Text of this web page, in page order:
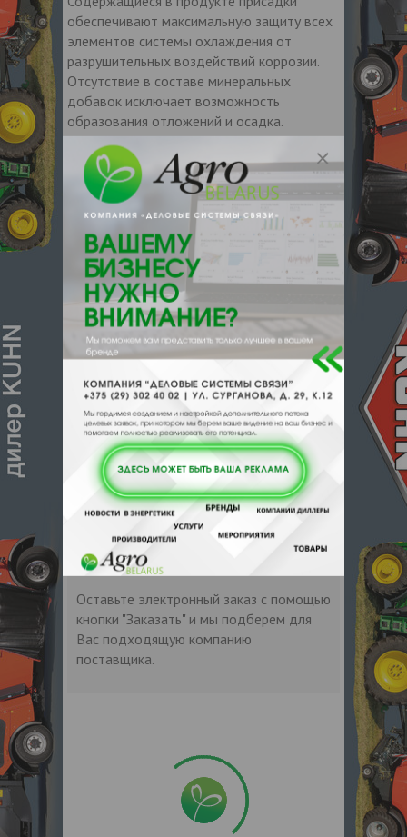
обеспечивают максимальную защиту всех
элементов системы охлаждения от
разрушительных воздействий коррозии.
Отсутствие в составе минеральных
добавок исключает возможность
образования отложений и осадка.
ПРЕИМУЩЕСТВА
• Может применяться во всех легковых
автомобилях, грузовиках и мотоциклах
• После полной промывки и повторной
заправки системы охлаждения
обеспечивает максимальную защиту на
протяжении 250 000 км или 5 лет
• Соответствует требованиям основных
американских, европейских и азиатских
производителей
• Не содержит минеральных добавок
• Соответствует стандартам ASTM D-
3306, ASTM D-4985 и ASTM D-4340
СПЕЦИФИКАЦИИ
+ ASTM D-3306 + ASTM D-4985 + ASTM D-
4340 + BS 6580
Контакты продавца
Оставьте электронный заказ с помощью
кнопки "Заказать" и мы подберем для
Вас подходящую компанию
поставщика.